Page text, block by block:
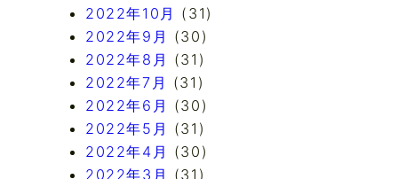
2022年10月 (31)
2022年9月 (30)
2022年8月 (31)
2022年7月 (31)
2022年6月 (30)
2022年5月 (31)
2022年4月 (30)
2022年3月 (31)